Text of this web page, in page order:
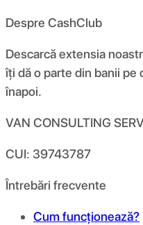
Despre CashClub
Descarcă extensia
îți dă o parte din banii
înapoi.
VAN CONSULTING
CUI: 39743787
Întrebări frecvente
Cum funcționează?